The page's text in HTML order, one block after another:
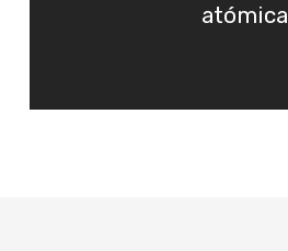
atómica